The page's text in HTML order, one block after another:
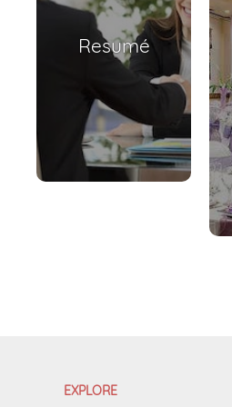
Resumé
EXPLORE